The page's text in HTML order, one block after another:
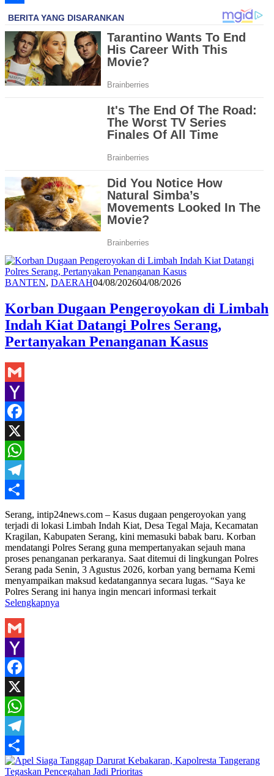
Share
BANTEN, DAERAHRedaksi
04/08/202604/08/2026
Korban Dugaan Pengeroyokan di Limbah
Indah Kiat Datangi Polres Serang,
Pertanyakan Penanganan Kasus
Gmail
Yahoo
Mail
Facebook
X
WhatsApp
Telegram
Share
Serang, intip24news.com – Kasus dugaan pengeroyokan yang
terjadi di lokasi Limbah Indah Kiat, Desa Tegal Maja, Kecamatan
Kragilan, Kabupaten Serang, kini memasuki babak baru. Korban
mendatangi Polres Serang guna mempertanyakan sejauh mana
proses penanganan perkaranya. Saat ditemui di lingkungan Polres
Serang pada Senin, 3 Agustus 2026, korban yang bernama Kemi
menyampaikan maksud kedatangannya secara lugas. “Saya ke
Polres Serang ini hanya ingin mencari informasi terkait
Selengkapnya
Gmail
Yahoo
Mail
Facebook
X
WhatsApp
Telegram
Share